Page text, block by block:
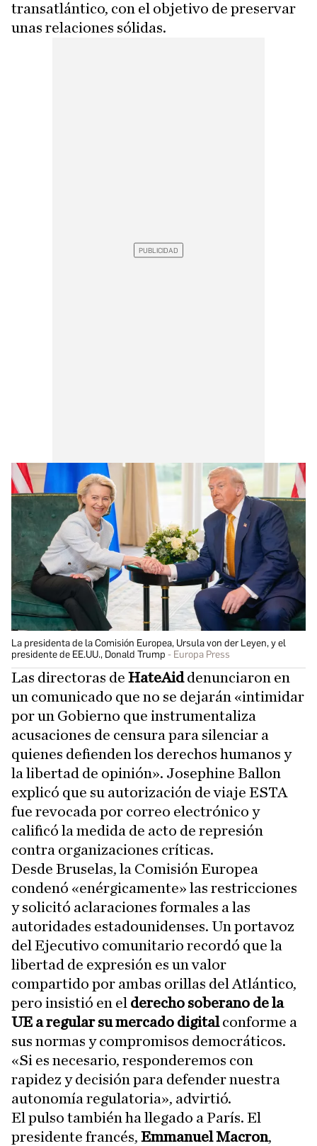
transatlántico, con el objetivo de preservar
unas relaciones sólidas.
La presidenta de la Comisión Europea, Ursula von der Leyen, y el
presidente de EE.UU., Donald Trump
Europa Press
Las directoras de HateAiddenunciaron en
un comunicado que no se dejarán «intimidar
por un Gobierno que instrumentaliza
acusaciones de censura para silenciar a
quienes defienden los derechos humanos y
la libertad de opinión». Josephine Ballon
explicó que su autorización de viaje ESTA
fue revocada por correo electrónico y
calificó la medida de acto de represión
contra organizaciones críticas.
Desde Bruselas, la Comisión Europea
condenó «enérgicamente» las restricciones
y solicitó aclaraciones formales a las
autoridades estadounidenses. Un portavoz
del Ejecutivo comunitario recordó que la
libertad de expresión es un valor
compartido por ambas orillas del Atlántico,
pero insistió en el derecho soberano de la
UE a regular su mercado digitalconforme a
sus normas y compromisos democráticos.
«Si es necesario, responderemos con
rapidez y decisión para defender nuestra
autonomía regulatoria», advirtió.
El pulso también ha llegado a París. El
presidente francés, Emmanuel Macron,